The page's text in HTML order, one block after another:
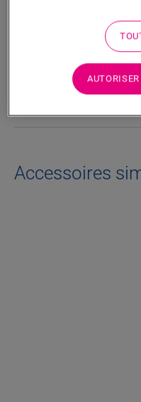
Dimensions
Accessoires